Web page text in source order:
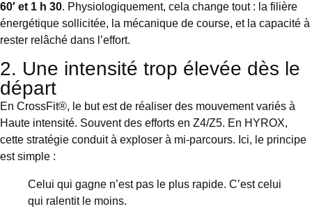
60′ et 1 h 30. Physiologiquement, cela change tout : la filière
énergétique sollicitée, la mécanique de course, et la capacité à
rester relâché dans l’effort.
2. Une intensité trop élevée dès le
départ
En CrossFit®, le but est de réaliser des mouvement variés à
Haute intensité. Souvent des efforts en Z4/Z5. En HYROX,
cette stratégie conduit à exploser à mi-parcours. Ici, le principe
est simple :
Celui qui gagne n’est pas le plus rapide. C’est celui
qui ralentit le moins.